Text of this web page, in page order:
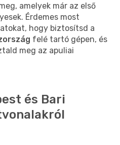
amelyek már az első
Érdemes most
hogy biztosítsd a
felé tartó gépen, és
meg az apuliai
és Bari